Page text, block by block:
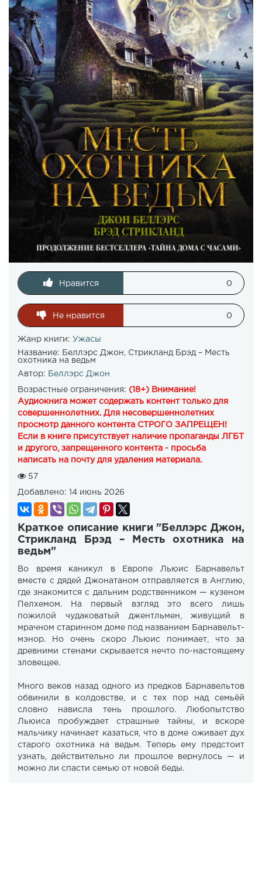
Нравится 0
Не нравится 0
Жанр книги: Ужасы
Название: Беллэрс Джон, Стрикланд Брэд – Месть
охотника на ведьм
Автор: Беллэрс Джон
Возрастные ограничения: (18+) Внимание!
Аудиокнига может содержать контент только для
совершеннолетних. Для несовершеннолетних
просмотр данного контента СТРОГО ЗАПРЕЩЕН!
Если в книге присутствует наличие пропаганды ЛГБТ
и другого, запрещенного контента - просьба
написать на почту для удаления материала.
57
Добавлено: 14 июнь 2026
Краткое описание книги "Беллэрс Джон,
Стрикланд Брэд – Месть охотника на
ведьм"
Во время каникул в Европе Льюис Барнавельт
вместе с дядей Джонатаном отправляется в Англию,
где знакомится с дальним родственником — кузеном
Пелхемом. На первый взгляд это всего лишь
пожилой чудаковатый джентльмен, живущий в
мрачном старинном доме под названием Барнавельт-
мэнор. Но очень скоро Льюис понимает, что за
древними стенами скрывается нечто по-настоящему
зловещее.
Много веков назад одного из предков Барнавельтов
обвинили в колдовстве, и с тех пор над семьёй
словно нависла тень прошлого. Любопытство
Льюиса пробуждает страшные тайны, и вскоре
мальчику начинает казаться, что в доме оживает дух
старого охотника на ведьм. Теперь ему предстоит
узнать, действительно ли прошлое вернулось — и
можно ли спасти семью от новой беды.